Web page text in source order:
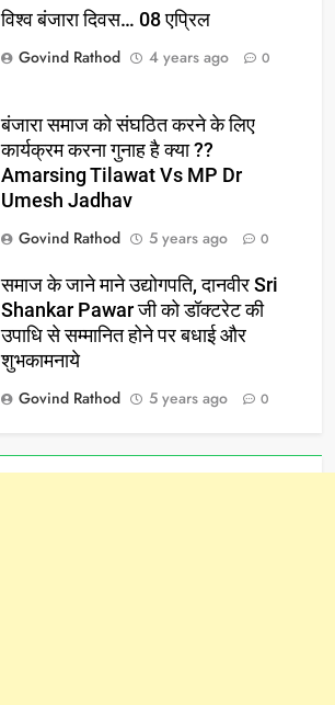
विश्व बंजारा दिवस… 08 एप्रिल
Govind Rathod
4 years ago 0
बंजारा समाज को संघठित करने के लिए
कार्यक्रम करना गुनाह है क्या ??
Amarsing Tilawat Vs MP Dr
Umesh Jadhav
Govind Rathod
5 years ago 0
समाज के जाने माने उद्योगपति, दानवीर Sri
Shankar Pawar जी को डॉक्टरेट की
उपाधि से सम्मानित होने पर बधाई और
शुभकामनाये
Govind Rathod
5 years ago 0